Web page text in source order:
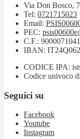
Via Don Bosco,
Tel: 0721715023
Email:
PEC:
C.F.:
IBAN:
CODICE IPA:
Codice univoco
Seguici su
Facebook
Youtube
Instagram